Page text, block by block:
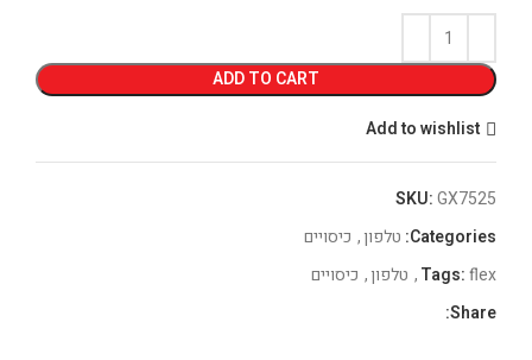
ADD TO CART
Add to wishlist
SKU:GX7525
Categories: טלפון, כיסויים
Tags:flex
, טלפון, כיסויים
Share: